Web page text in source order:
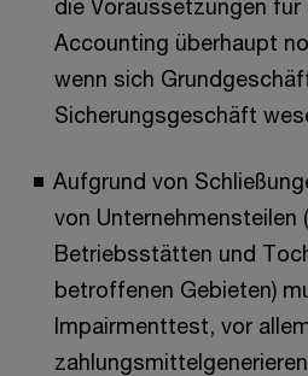
die Voraussetzungen für
Accounting überhaupt
wenn sich
Sicherungsgeschäft
Aufgrund von
von Unternehmensteilen
Betriebsstätten und
betroffenen Gebieten)
Impairmenttest, vor